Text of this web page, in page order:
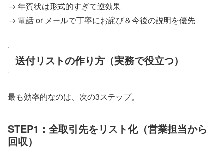
→ 年賀状は形式的すぎて逆効果
→ 電話 or メールで丁寧にお詫び＆今後の説明を優先
送付リストの作り方（実務で役立つ）
最も効率的なのは、次の3ステップ。
STEP1：全取引先をリスト化（営業担当から
回収）